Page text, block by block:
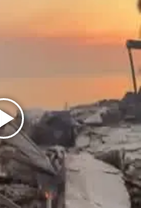
Play
Video